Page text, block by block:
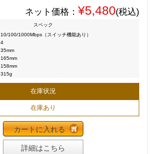
ネット価格： ¥5,480(税込)
スペック
10/100/1000Mbps（スイッチ機能あり）
4
35mm
165mm
158mm
315g
在庫状況
在庫あり
カートに入れる
詳細はこちら